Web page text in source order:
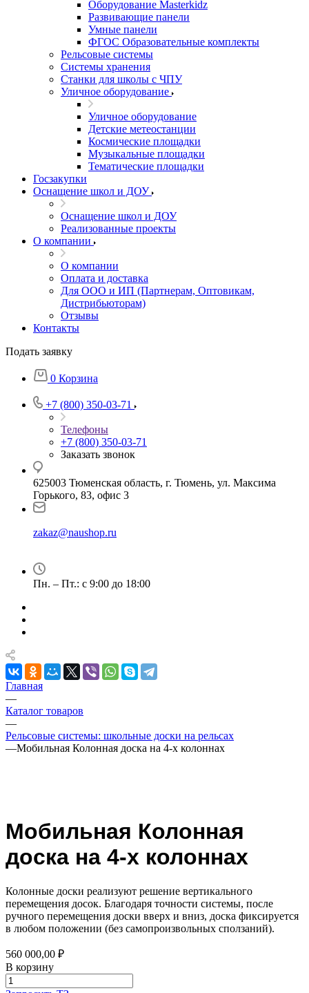
Оборудование Masterkidz
Развивающие панели
Умные панели
ФГОС Образовательные комплекты
Рельсовые системы
Системы хранения
Станки для школы с ЧПУ
Уличное оборудование
Уличное оборудование
Детские метеостанции
Космические площадки
Музыкальные площадки
Тематические площадки
Госзакупки
Оснащение школ и ДОУ
Оснащение школ и ДОУ
Реализованные проекты
О компании
О компании
Оплата и доставка
Для ООО и ИП (Партнерам, Оптовикам,
Дистрибьюторам)
Отзывы
Контакты
Подать заявку
0 Корзина
+7 (800) 350-03-71
Телефоны
+7 (800) 350-03-71
Заказать звонок
625003 Тюменская область, г. Тюмень, ул. Максима
Горького, 83, офис 3
zakaz@naushop.ru
Пн. – Пт.: с 9:00 до 18:00
Главная
—
Каталог товаров
—
Рельсовые системы: школьные доски на рельсах
—Мобильная Колонная доска на 4-х колоннах
Мобильная Колонная
доска на 4-х колоннах
Колонные доски реализуют решение вертикального
перемещения досок. Благодаря точности системы, после
ручного перемещения доски вверх и вниз, доска фиксируется
в любом положении (без самопроизвольных сползаний).
560 000,00 ₽
В корзину